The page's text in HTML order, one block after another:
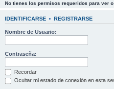
No tienes los permisos requeridos para ver
IDENTIFICARSE • REGISTRARSE
Nombre de Usuario:
Contraseña:
Recordar
Ocultar mi estado de conexión en esta